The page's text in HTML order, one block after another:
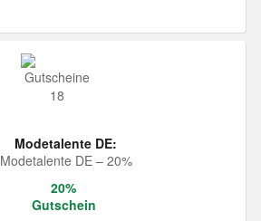
Modetalente DE:
Modetalente DE – 20%
20%
Gutschein